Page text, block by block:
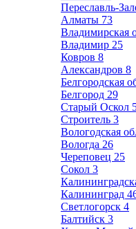
Переславль-
Алматы 73
Владимирская
Владимир 25
Ковров 8
Александров 8
Белгородская
Белгород 29
Старый Оскол
Строитель 3
Вологодская
Вологда 26
Череповец 25
Сокол 3
Калининград
Светлогорск 4
Балтийск 3